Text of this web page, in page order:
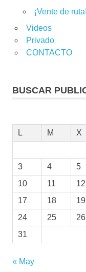
¡Vente de ruta!
Videos
Privado
CONTACTO
BUSCAR
L
M X
3
4 5
10
11 12
17
18 19
24
25 26
31
« May